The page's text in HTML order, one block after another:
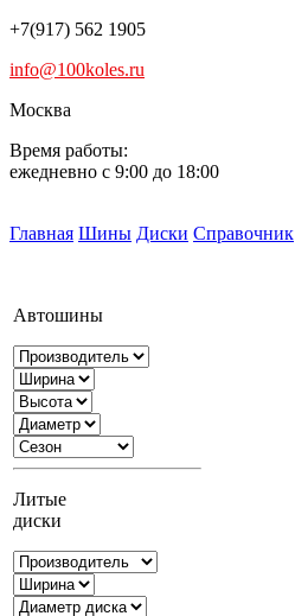
+7(917) 562 1905
info@100koles.ru
Москва
Время работы:
ежедневно с 9:00 до 18:00
Главная Шины Диски Справочник
Автошины
Литые
диски